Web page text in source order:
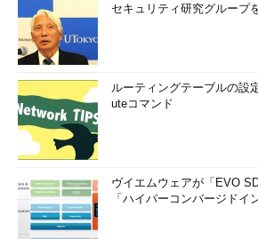
セキュリティ研究グループ
ルーティングテーブルの設
uteコマンド
ヴイエムウェアが「EVO
「ハイパーコンバージドイ